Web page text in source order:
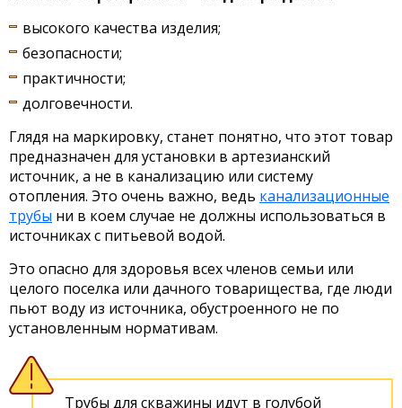
высокого качества изделия;
безопасности;
практичности;
долговечности.
Глядя на маркировку, станет понятно, что этот товар
предназначен для установки в артезианский
источник, а не в канализацию или систему
отопления. Это очень важно, ведь канализационные
трубы ни в коем случае не должны использоваться в
источниках с питьевой водой.
Это опасно для здоровья всех членов семьи или
целого поселка или дачного товарищества, где люди
пьют воду из источника, обустроенного не по
установленным нормативам.
Трубы для скважины идут в голубой